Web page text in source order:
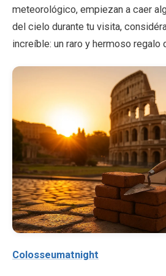
meteorológico, empiezan a caer
del cielo durante tu visita,
increíble: un raro y hermoso regalo
Colosseumatnight